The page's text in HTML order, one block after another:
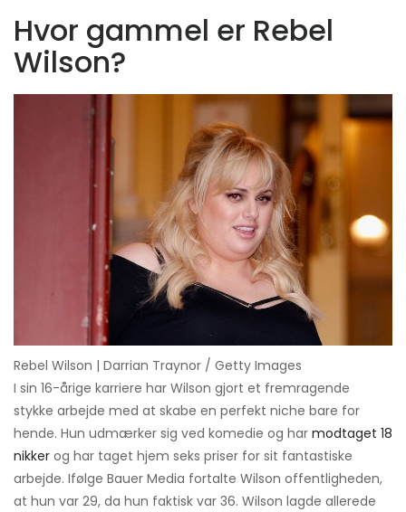
Hvor gammel er Rebel
Wilson?
Rebel Wilson | Darrian Traynor / Getty Images
I sin 16-årige karriere har Wilson gjort et fremragende
stykke arbejde med at skabe en perfekt niche bare for
hende. Hun udmærker sig ved komedie og har modtaget 18
nikker og har taget hjem seks priser for sit fantastiske
arbejde. Ifølge Bauer Media fortalte Wilson offentligheden,
at hun var 29, da hun faktisk var 36. Wilson lagde allerede